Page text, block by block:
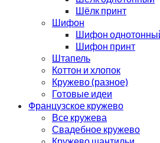
Шёлк принт
Шифон
Шифон
Шифон принт
Штапель
Коттон и хлопок
Кружево (разное)
Готовые идеи
Французское кружево
Все кружева
Свадебное кружево